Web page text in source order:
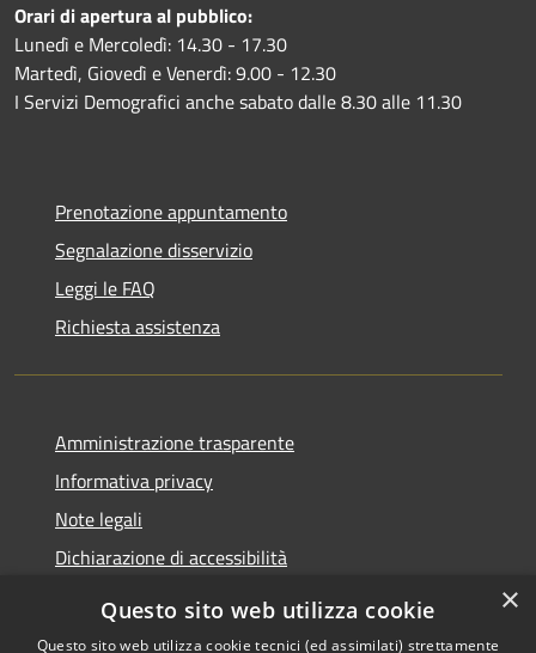
Orari di apertura al pubblico:
Lunedì e Mercoledì: 14.30 - 17.30
Martedì, Giovedì e Venerdì: 9.00 - 12.30
I Servizi Demografici anche sabato dalle 8.30 alle 11.30
Prenotazione appuntamento
Segnalazione disservizio
Leggi le FAQ
Richiesta assistenza
Amministrazione trasparente
Informativa privacy
Note legali
Dichiarazione di accessibilità
×
Questo sito web utilizza cookie
Questo sito web utilizza cookie tecnici (ed assimilati) strettamente